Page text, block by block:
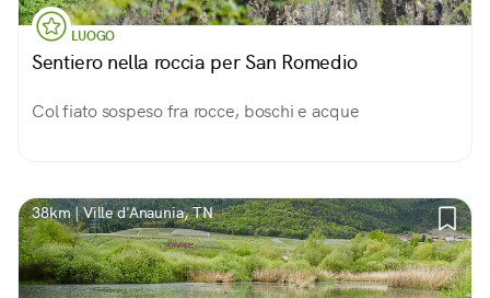
LUOGO
Sentiero nella roccia per San Romedio
Col fiato sospeso fra rocce, boschi e acque
38km | Ville d'Anaunia, TN